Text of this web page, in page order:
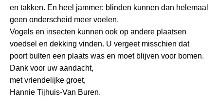
en takken. En heel jammer: blinden kunnen dan helemaal
geen onderscheid meer voelen.
Vogels en insecten kunnen ook op andere plaatsen
voedsel en dekking vinden. U vergeet misschien dat
poort bulten een plaats was en moet blijven voor bomen.
Dank voor uw aandacht,
met vriendelijke groet,
Hannie Tijhuis-Van Buren.